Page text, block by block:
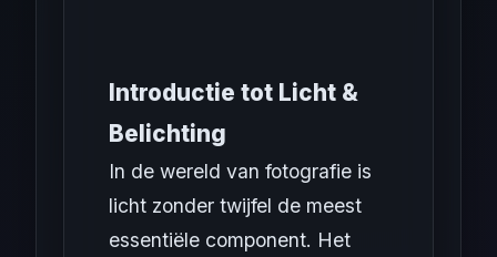
Introductie tot Licht &
Belichting
In de wereld van fotografie is
licht zonder twijfel de meest
essentiële component. Het